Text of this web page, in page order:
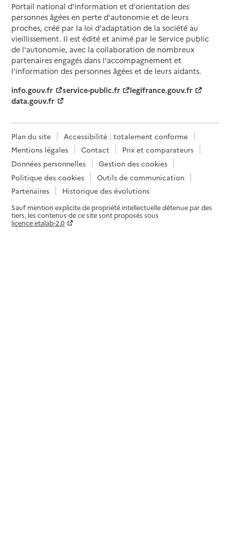
Portail national d'information et d'orientation des
personnes âgées en perte d'autonomie et de leurs
proches, créé par la loi d'adaptation de la société au
vieillissement. Il est édité et animé par le Service public
de l'autonomie, avec la collaboration de nombreux
partenaires engagés dans l'accompagnement et
l'information des personnes âgées et de leurs aidants.
info.gouv.fr
service-public.fr
legifrance.gouv.fr
data.gouv.fr
Plan du site
Accessibilité : totalement conforme
Mentions légales
Contact
Prix et comparateurs
Données personnelles
Gestion des cookies
Politique des cookies
Outils de communication
Partenaires
Historique des évolutions
Sauf mention explicite de propriété intellectuelle détenue par des
tiers, les contenus de ce site sont proposés sous
licence etalab-2.0